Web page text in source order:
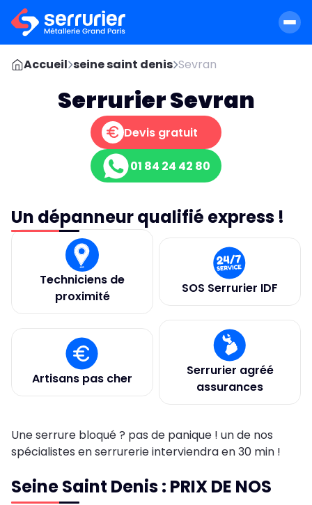
Accueil seine saint denis Sevran
Serrurier Sevran
Devis gratuit
01 84 24 42 80
Un dépanneur qualifié express !
Techniciens de
proximité
SOS Serrurier IDF
Artisans pas cher
Serrurier agréé
assurances
Une serrure bloqué ? pas de panique ! un de nos
spécialistes en serrurerie interviendra en 30 min !
Seine Saint Denis : PRIX DE NOS